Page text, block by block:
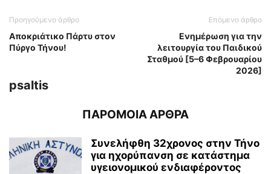
Προηγούμενο άρθρο
Αποκριάτικο Πάρτυ στον
Πύργο Τήνου!
Επόμενο άρθρο
Ενημέρωση για την
λειτουργία του Παιδικού
Σταθμού [5–6 Φεβρουαρίου
2026]
psaltis
ΠΑΡΟΜΟΙΑ ΑΡΘΡΑ
Συνελήφθη 32χρονος στην Τήνο
για ηχορύπανση σε κατάστημα
υγειονομικού ενδιαφέροντος